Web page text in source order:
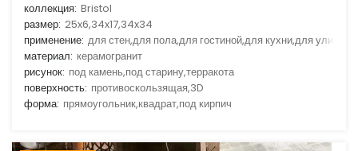
коллекция: Bristol
размер: 25x6,34x17,34x34
применение: для стен,для пола,для гостиной,для кухни,для улицы
материал: керамогранит
рисунок: под камень,под старину,терракота
поверхность: противоскользящая,3D
форма: прямоугольник,квадрат,под кирпич